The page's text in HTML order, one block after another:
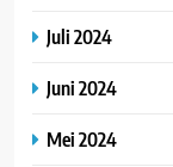
Juli 2024
Juni 2024
Mei 2024